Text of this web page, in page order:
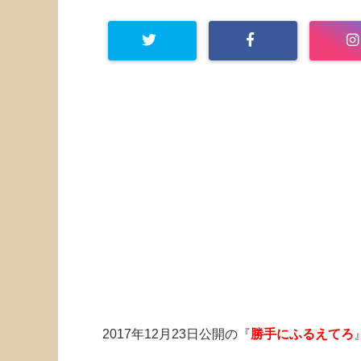
2017年12月23日公開の『勝手にふるえてろ